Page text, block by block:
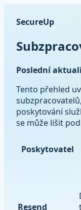
SecureUp
Poslední
Tento přehled
poskytování
se může lišit
Poskytovatel
Resend